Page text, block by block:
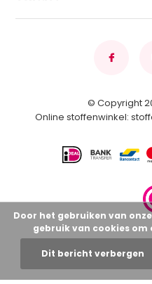
© Copyright
Online stoffenwinkel:
Door het gebruiken van
gebruik van cookies om
Dit bericht verbergen